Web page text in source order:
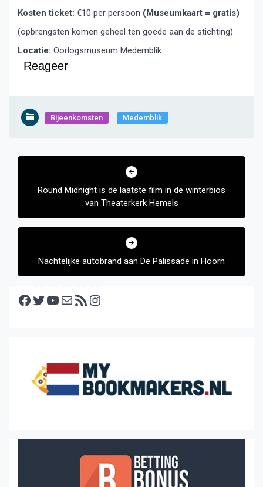
Kosten ticket: €10 per persoon (Museumkaart = gratis)
(opbrengsten komen geheel ten goede aan de stichting)
Locatie: Oorlogsmuseum Medemblik
Reageer
Bijeenkomsten Medemblik
Bericht
Round Midnight is de laatste film in de winterbios
van Theaterkerk Hemels
Nachtelijke autobrand aan De Palissade in Hoorn
Facebook Twitter YouTube E-mail RSS feed